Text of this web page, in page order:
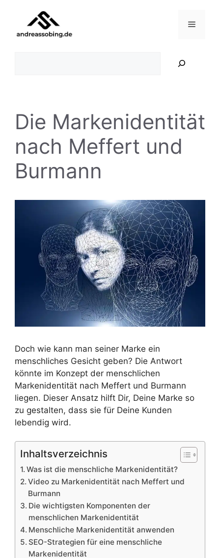
springen
Menü
Die Markenidentität
nach Meffert und
Burmann
Doch wie kann man seiner Marke ein
menschliches Gesicht geben? Die Antwort
könnte im Konzept der menschlichen
Markenidentität nach Meffert und Burmann
liegen. Dieser Ansatz hilft Dir, Deine Marke so
zu gestalten, dass sie für Deine Kunden
lebendig wird.
Inhaltsverzeichnis
Was ist die menschliche Markenidentität?
Video zu Markenidentität nach Meffert und
Burmann
Die wichtigsten Komponenten der
menschlichen Markenidentität
Menschliche Markenidentität anwenden
SEO-Strategien für eine menschliche
Markenidentität